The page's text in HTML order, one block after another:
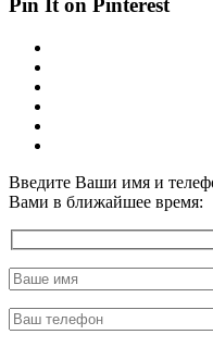
Pin It on Pinterest
Введите Ваши имя и
Вами в ближайшее время: